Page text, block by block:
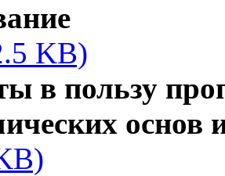
KB)
в пользу
основ